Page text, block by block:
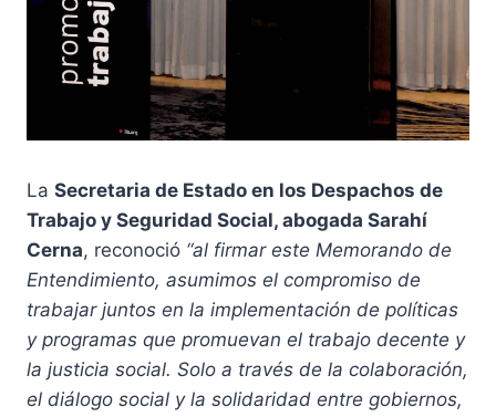
La Secretaria de Estado en los Despachos de
Trabajo y Seguridad Social, abogada Sarahí
Cerna, reconoció “al firmar este Memorando de
Entendimiento, asumimos el compromiso de
trabajar juntos en la implementación de políticas
y programas que promuevan el trabajo decente y
la justicia social. Solo a través de la colaboración,
el diálogo social y la solidaridad entre gobiernos,